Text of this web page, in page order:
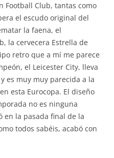
Football Club, tantas como
el escudo original del
la faena, el
la cervecera Estrella de
retro que a mí me parece
el Leicester City, lleva
es muy muy parecida a la
esta Eurocopa. El diseño
no es ninguna
en la pasada final de la
todos sabéis, acabó con